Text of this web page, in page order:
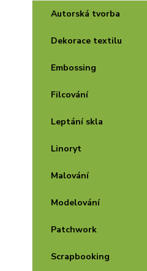
Autorská tvorba
Dekorace textilu
Embossing
Filcování
Leptání skla
Linoryt
Malování
Modelování
Patchwork
Scrapbooking